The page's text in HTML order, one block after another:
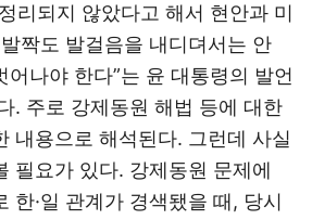
리되지 않았다고 해서 현안과 미
짝도 발걸음을 내디뎌서는 안
어나야 한다”는 윤 대통령의 발언
. 주로 강제동원 해법 등에 대한
내용으로 해석된다. 그런데 사실
필요가 있다. 강제동원 문제에
한·일 관계가 경색됐을 때, 당시